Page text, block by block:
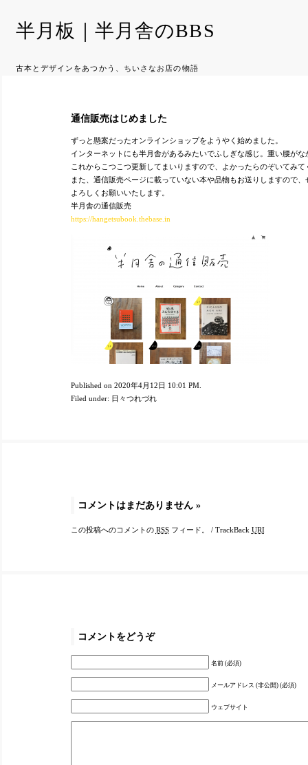
半月板｜半月舎のBBS
古本とデザインをあつかう、ちいさなお店の物語
通信販売はじめました
ずっと懸案だったオンラインショップをようやく始めました。
インターネットにも半月舎があるみたいでふしぎな感じ。重い腰が
これからこつこつ更新してまいりますので、よかったらのぞいてみて
また、通信販売ページに載っていない本や品物もお送りしますので
よろしくお願いいたします。
半月舎の通信販売
https://hangetsubook.thebase.in
Published on 2020年4月12日 10:01 PM.
Filed under: 日々つれづれ
コメントはまだありません »
この投稿へのコメントの RSSフィード。 / TrackBack URI
コメントをどうぞ
名前 (必須)
メールアドレス (非公開) (必須)
ウェブサイト